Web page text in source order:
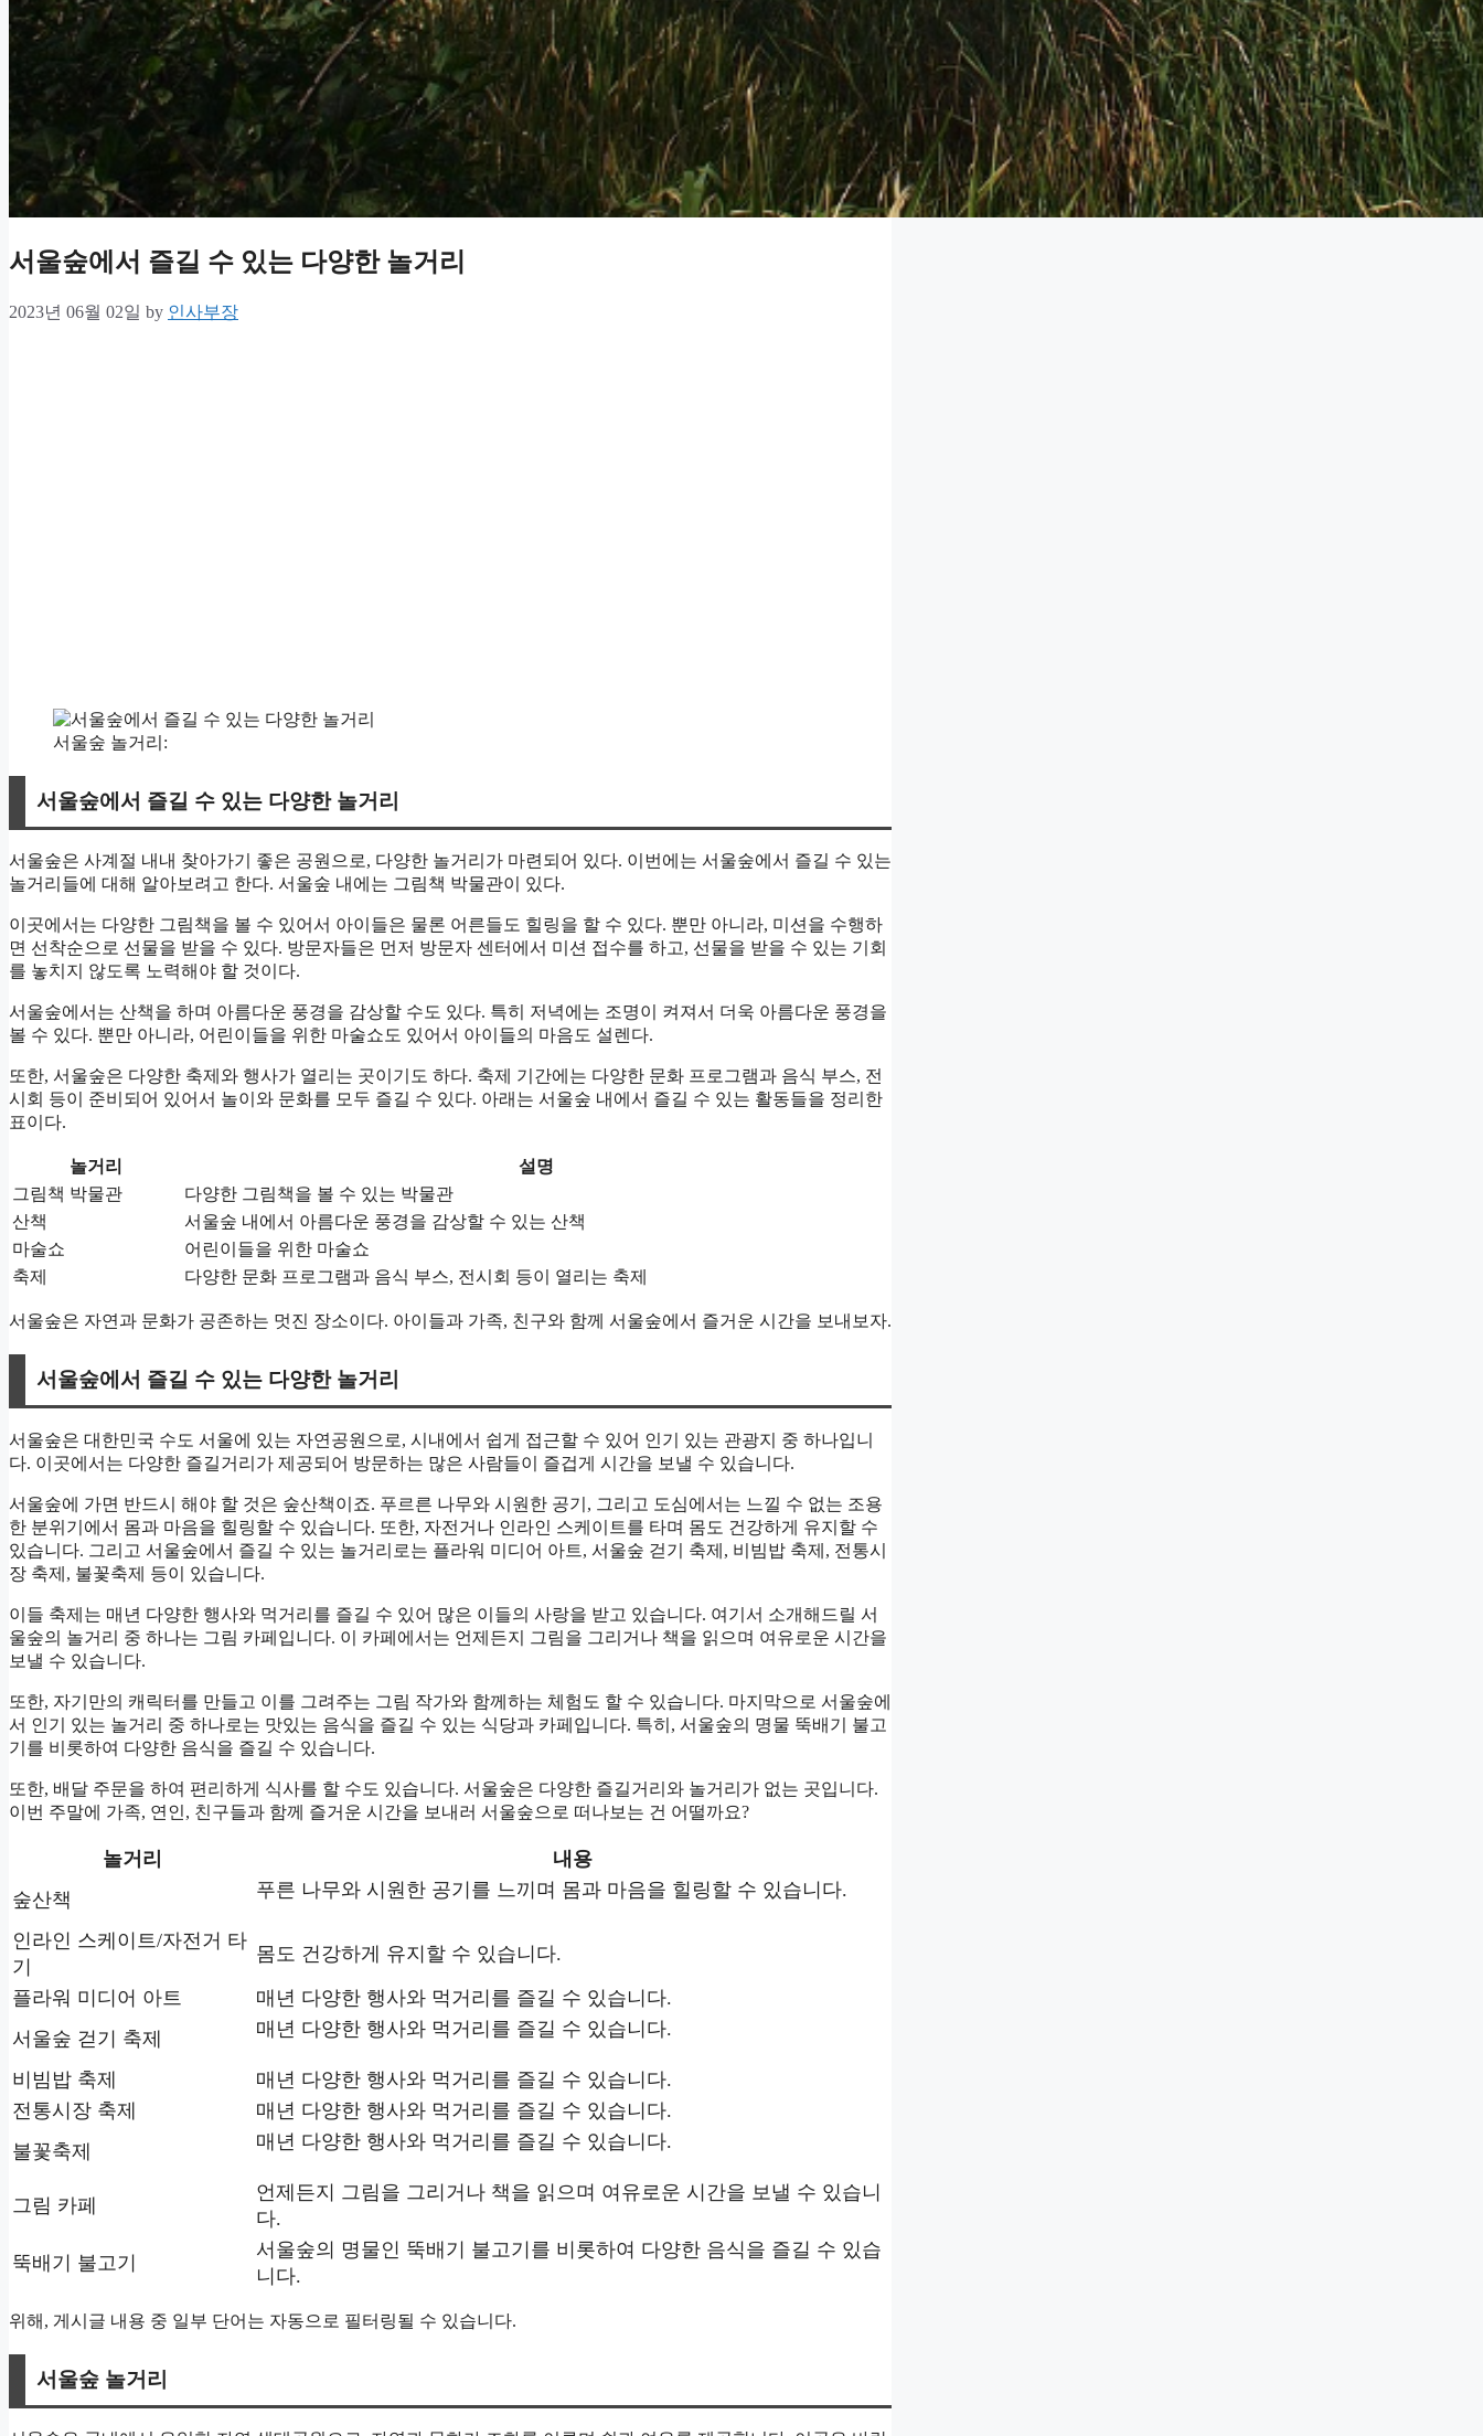
서울숲에서 즐길 수 있는 다양한 놀거리
2023년 06월 02일 by 인사부장
서울숲 놀거리:
서울숲에서 즐길 수 있는 다양한 놀거리
서울숲은 사계절 내내 찾아가기 좋은 공원으로, 다양한 놀거리가 마련되어 있다. 이번에는 서울숲에서 즐길 수 있는
놀거리들에 대해 알아보려고 한다. 서울숲 내에는 그림책 박물관이 있다.
이곳에서는 다양한 그림책을 볼 수 있어서 아이들은 물론 어른들도 힐링을 할 수 있다. 뿐만 아니라, 미션을 수행하
면 선착순으로 선물을 받을 수 있다. 방문자들은 먼저 방문자 센터에서 미션 접수를 하고, 선물을 받을 수 있는 기회
를 놓치지 않도록 노력해야 할 것이다.
서울숲에서는 산책을 하며 아름다운 풍경을 감상할 수도 있다. 특히 저녁에는 조명이 켜져서 더욱 아름다운 풍경을
볼 수 있다. 뿐만 아니라, 어린이들을 위한 마술쇼도 있어서 아이들의 마음도 설렌다.
또한, 서울숲은 다양한 축제와 행사가 열리는 곳이기도 하다. 축제 기간에는 다양한 문화 프로그램과 음식 부스, 전
시회 등이 준비되어 있어서 놀이와 문화를 모두 즐길 수 있다. 아래는 서울숲 내에서 즐길 수 있는 활동들을 정리한
표이다.
놀거리
설명
그림책 박물관
다양한 그림책을 볼 수 있는 박물관
산책
서울숲 내에서 아름다운 풍경을 감상할 수 있는 산책
마술쇼
어린이들을 위한 마술쇼
축제
다양한 문화 프로그램과 음식 부스, 전시회 등이 열리는 축제
서울숲은 자연과 문화가 공존하는 멋진 장소이다. 아이들과 가족, 친구와 함께 서울숲에서 즐거운 시간을 보내보자.
서울숲에서 즐길 수 있는 다양한 놀거리
서울숲은 대한민국 수도 서울에 있는 자연공원으로, 시내에서 쉽게 접근할 수 있어 인기 있는 관광지 중 하나입니
다. 이곳에서는 다양한 즐길거리가 제공되어 방문하는 많은 사람들이 즐겁게 시간을 보낼 수 있습니다.
서울숲에 가면 반드시 해야 할 것은 숲산책이죠. 푸르른 나무와 시원한 공기, 그리고 도심에서는 느낄 수 없는 조용
한 분위기에서 몸과 마음을 힐링할 수 있습니다. 또한, 자전거나 인라인 스케이트를 타며 몸도 건강하게 유지할 수
있습니다. 그리고 서울숲에서 즐길 수 있는 놀거리로는 플라워 미디어 아트, 서울숲 걷기 축제, 비빔밥 축제, 전통시
장 축제, 불꽃축제 등이 있습니다.
이들 축제는 매년 다양한 행사와 먹거리를 즐길 수 있어 많은 이들의 사랑을 받고 있습니다. 여기서 소개해드릴 서
울숲의 놀거리 중 하나는 그림 카페입니다. 이 카페에서는 언제든지 그림을 그리거나 책을 읽으며 여유로운 시간을
보낼 수 있습니다.
또한, 자기만의 캐릭터를 만들고 이를 그려주는 그림 작가와 함께하는 체험도 할 수 있습니다. 마지막으로 서울숲에
서 인기 있는 놀거리 중 하나로는 맛있는 음식을 즐길 수 있는 식당과 카페입니다. 특히, 서울숲의 명물 뚝배기 불고
기를 비롯하여 다양한 음식을 즐길 수 있습니다.
또한, 배달 주문을 하여 편리하게 식사를 할 수도 있습니다. 서울숲은 다양한 즐길거리와 놀거리가 없는 곳입니다.
이번 주말에 가족, 연인, 친구들과 함께 즐거운 시간을 보내러 서울숲으로 떠나보는 건 어떨까요?
놀거리
내용
숲산책
푸른 나무와 시원한 공기를 느끼며 몸과 마음을 힐링할 수 있습니다.
인라인 스케이트/자전거 타
기
몸도 건강하게 유지할 수 있습니다.
플라워 미디어 아트
매년 다양한 행사와 먹거리를 즐길 수 있습니다.
서울숲 걷기 축제
매년 다양한 행사와 먹거리를 즐길 수 있습니다.
비빔밥 축제
매년 다양한 행사와 먹거리를 즐길 수 있습니다.
전통시장 축제
매년 다양한 행사와 먹거리를 즐길 수 있습니다.
불꽃축제
매년 다양한 행사와 먹거리를 즐길 수 있습니다.
그림 카페
언제든지 그림을 그리거나 책을 읽으며 여유로운 시간을 보낼 수 있습니
다.
뚝배기 불고기
서울숲의 명물인 뚝배기 불고기를 비롯하여 다양한 음식을 즐길 수 있습
니다.
위해, 게시글 내용 중 일부 단어는 자동으로 필터링될 수 있습니다.
서울숲 놀거리